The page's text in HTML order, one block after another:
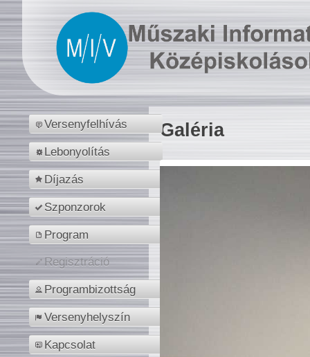
Versenyfelhívás
Lebonyolítás
Díjazás
Szponzorok
Program
Regisztráció
Programbizottság
Versenyhelyszín
Kapcsolat
Galéria